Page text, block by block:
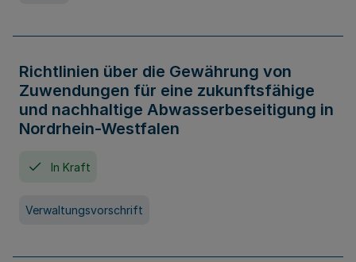
Richtlinien über die Gewährung von
Zuwendungen für eine zukunftsfähige
und nachhaltige Abwasserbeseitigung in
Nordrhein-Westfalen
In Kraft
Verwaltungsvorschrift